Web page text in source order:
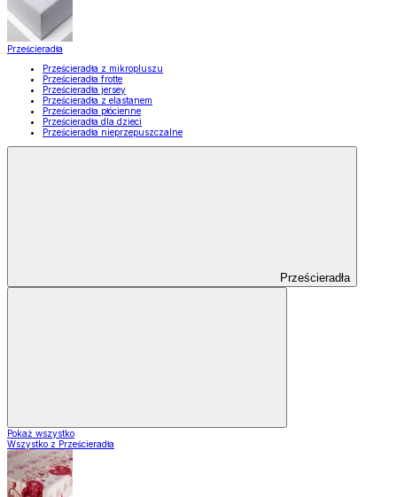
Prześcieradła
Prześcieradła z mikropluszu
Prześcieradła frotte
Prześcieradła jersey
Prześcieradła z elastanem
Prześcieradła płócienne
Prześcieradła dla dzieci
Prześcieradła nieprzepuszczalne
Prześcieradła
Pokaż wszystko
Wszystko z Prześcieradła